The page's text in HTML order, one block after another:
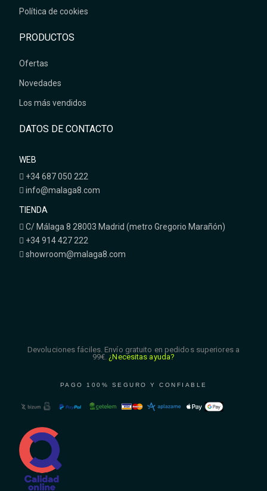
Política de cookies
PRODUCTOS
Ofertas
Novedades
Los más vendidos
DATOS DE CONTACTO
WEB
+34 687 050 222
info@malaga8.com
TIENDA
C/ Málaga 8 28003 Madrid (metro Gregorio Marañón)
+34 914 427 222
showroom@malaga8.com
Devoluciones fáciles. Envío gratuito en pedidos superiores a
99€. ¿Necesitas ayuda?
PAGO 100% SEGURO Y CONFIABLE